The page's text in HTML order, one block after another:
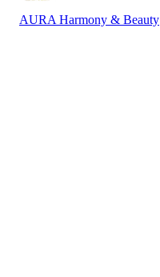
AURA Harmony & Beauty